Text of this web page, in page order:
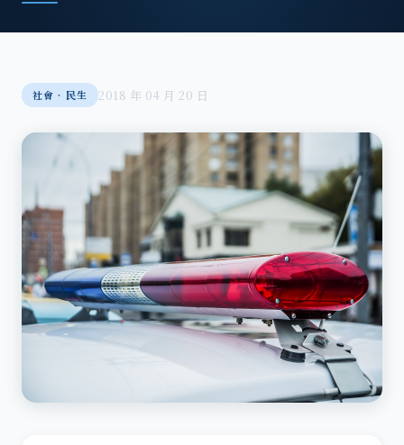
社會‧民生 2018 年 04 月 20 日